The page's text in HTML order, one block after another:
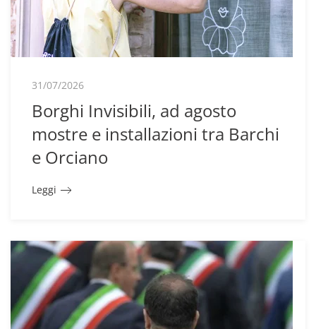
31/07/2026
Borghi Invisibili, ad agosto
mostre e installazioni tra Barchi
e Orciano
Leggi